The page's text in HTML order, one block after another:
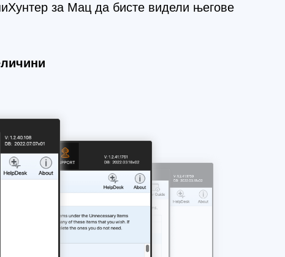
за Мац да бисте видели његове